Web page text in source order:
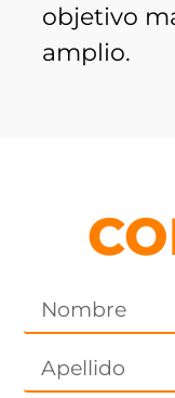
objetivo
amplio.